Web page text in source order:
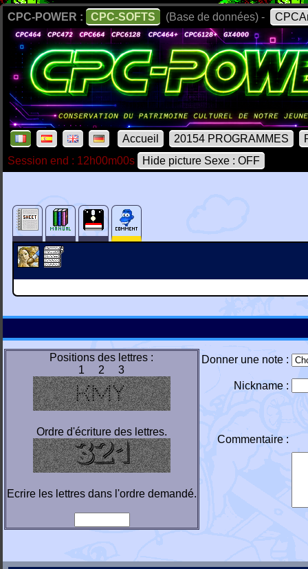
CPC-POWER : CPC-SOFTS (Base de données) -
Accueil 20154 PROGRAMMES
Session end : 12h00m00s
Hide picture Sexe : OFF
Positions des lettres :
1 2 3
Ordre d'écriture des lettres.
Ecrire les lettres dans l'ordre demandé.
Donner une note :
Nickname :
Commentaire :